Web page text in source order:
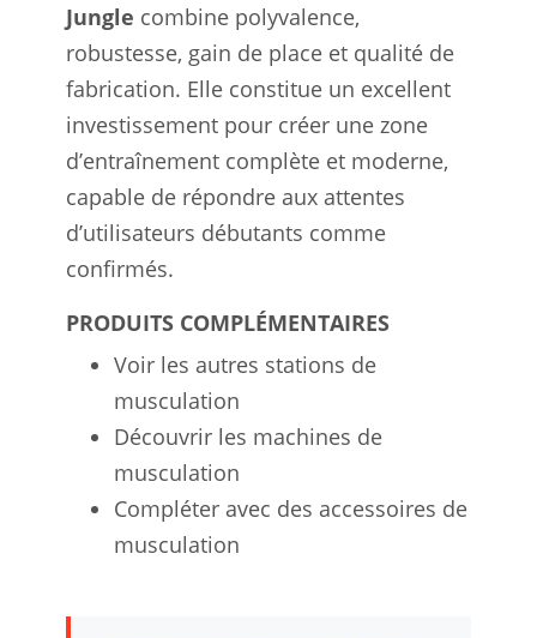
Jungle combine polyvalence,
robustesse, gain de place et qualité de
fabrication. Elle constitue un excellent
investissement pour créer une zone
d’entraînement complète et moderne,
capable de répondre aux attentes
d’utilisateurs débutants comme
confirmés.
PRODUITS COMPLÉMENTAIRES
Voir les autres stations de
musculation
Découvrir les machines de
musculation
Compléter avec des accessoires de
musculation